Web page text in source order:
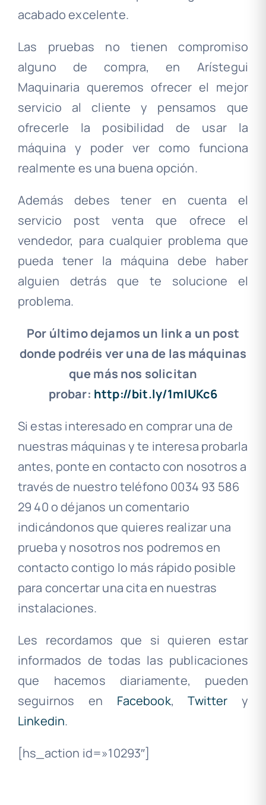
acabado excelente.
Las pruebas no tienen compromiso
alguno de compra, en Arístegui
Maquinaria queremos ofrecer el mejor
servicio al cliente y pensamos que
ofrecerle la posibilidad de usar la
máquina y poder ver como funciona
realmente es una buena opción.
Además debes tener en cuenta el
servicio post venta que ofrece el
vendedor, para cualquier problema que
pueda tener la máquina debe haber
alguien detrás que te solucione el
problema.
Por último dejamos un link a un post
donde podréis ver una de las máquinas
que más nos solicitan
probar: http://bit.ly/1mIUKc6
Si estas interesado en comprar una de
nuestras máquinas y te interesa probarla
antes, ponte en contacto con nosotros a
través de nuestro teléfono 0034 93 586
29 40 o déjanos un comentario
indicándonos que quieres realizar una
prueba y nosotros nos podremos en
contacto contigo lo más rápido posible
para concertar una cita en nuestras
instalaciones.
Les recordamos que si quieren estar
informados de todas las publicaciones
que hacemos diariamente, pueden
seguirnos en Facebook,Twitter y
Linkedin.
[hs_action id=»10293″]